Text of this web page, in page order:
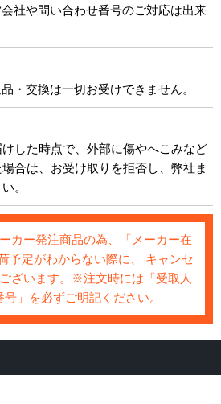
社や問い合わせ番号のご対応は出来
・交換は一切お受けできません。
した時点で、外部に傷やへこみなど
合は、お受け取りを拒否し、弊社ま
。
カー発注商品の為、「メーカー在
予定がわからない際に、 キャンセ
ざいます。※注文時には「受取人
」を必ずご明記ください。